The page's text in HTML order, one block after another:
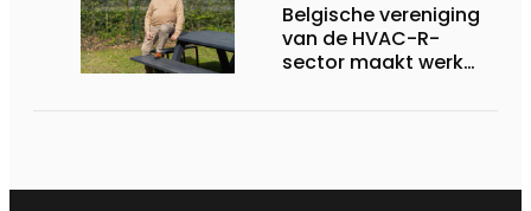
Belgische vereniging
van de HVAC-R-
sector maakt werk